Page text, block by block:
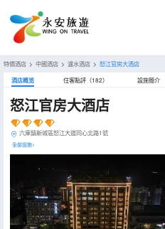
特價酒店 > 中國酒店 > 瀘水酒店 > 怒江官房大酒店
酒店概览 住客點評（182） 設施簡介
怒江官房大酒店
六庫鎮新城區怒江大道同心北路1號
全部設施>